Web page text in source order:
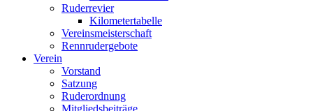
Ruderrevier
Kilometertabelle
Vereinsmeisterschaft
Rennrudergebote
Verein
Vorstand
Satzung
Ruderordnung
Mitgliedsbeiträge